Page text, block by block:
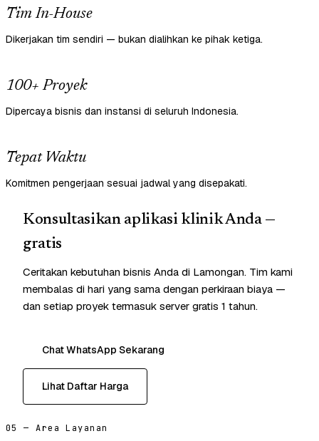
Tim In-House
Dikerjakan tim sendiri — bukan dialihkan ke pihak ketiga.
100+ Proyek
Dipercaya bisnis dan instansi di seluruh Indonesia.
Tepat Waktu
Komitmen pengerjaan sesuai jadwal yang disepakati.
Konsultasikan aplikasi klinik Anda —
gratis
Ceritakan kebutuhan bisnis Anda di Lamongan. Tim kami
membalas di hari yang sama dengan perkiraan biaya —
dan setiap proyek termasuk server gratis 1 tahun.
Chat WhatsApp Sekarang
Lihat Daftar Harga
05 — Area Layanan